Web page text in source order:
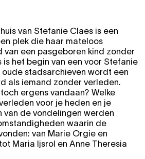
van Stefanie Claes is een
plek die haar mateloos
van een pasgeboren kind zonder
het begin van een voor Stefanie
oude stadsarchieven wordt een
als iemand zonder verleden.
ergens vandaan? Welke
voor je heden en je
van de vondelingen werden
waarin de
van Marie Orgie en
Maria Ijsrol en Anne Theresia